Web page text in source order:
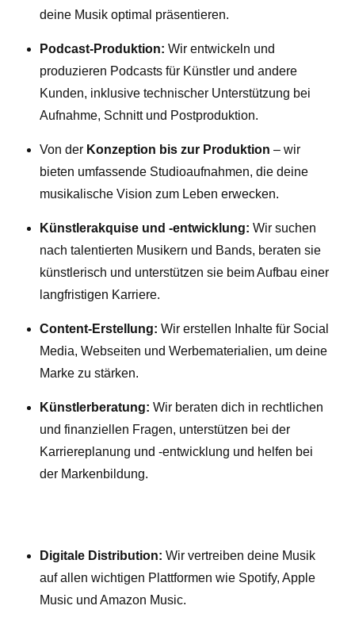
deine Musik optimal präsentieren.
Podcast-Produktion: Wir entwickeln und
produzieren Podcasts für Künstler und andere
Kunden, inklusive technischer Unterstützung bei
Aufnahme, Schnitt und Postproduktion.
Von der Konzeption bis zur Produktion – wir
bieten umfassende Studioaufnahmen, die deine
musikalische Vision zum Leben erwecken.
Künstlerakquise und -entwicklung: Wir suchen
nach talentierten Musikern und Bands, beraten sie
künstlerisch und unterstützen sie beim Aufbau einer
langfristigen Karriere.
Content-Erstellung: Wir erstellen Inhalte für Social
Media, Webseiten und Werbematerialien, um deine
Marke zu stärken.
Künstlerberatung: Wir beraten dich in rechtlichen
und finanziellen Fragen, unterstützen bei der
Karriereplanung und -entwicklung und helfen bei
der Markenbildung.
Digitale Distribution: Wir vertreiben deine Musik
auf allen wichtigen Plattformen wie Spotify, Apple
Music und Amazon Music.